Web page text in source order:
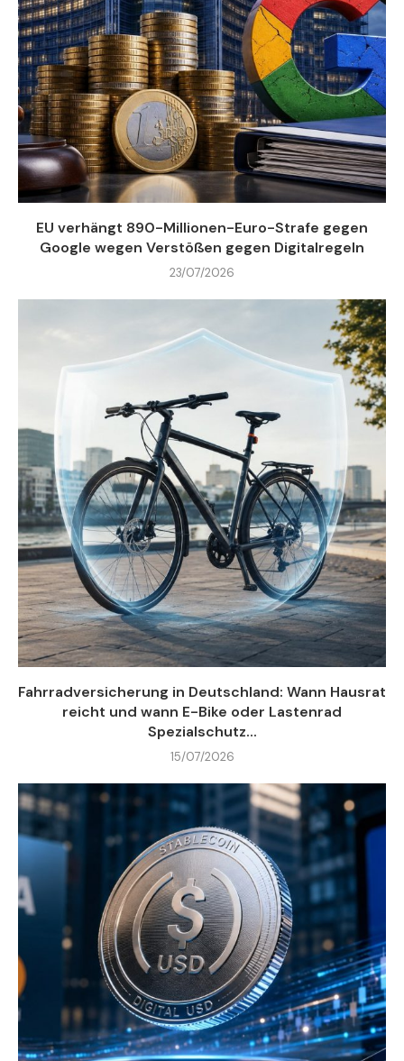
EU verhängt 890-Millionen-Euro-Strafe gegen
Google wegen Verstößen gegen Digitalregeln
23/07/2026
Fahrradversicherung in Deutschland: Wann Hausrat
reicht und wann E-Bike oder Lastenrad
Spezialschutz...
15/07/2026